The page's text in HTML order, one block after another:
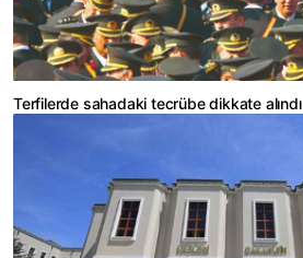
Terfilerde sahadaki tecrübe dikkate alındı